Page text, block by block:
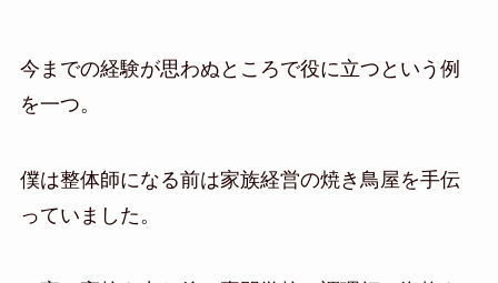
今までの経験が思わぬところで役に立つという例
を一つ。
僕は整体師になる前は家族経営の焼き鳥屋を手伝
っていました。